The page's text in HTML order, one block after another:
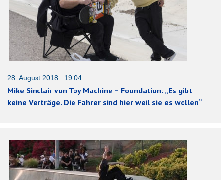
28. August 2018 19:04
Mike Sinclair von Toy Machine – Foundation: „Es gibt
keine Verträge. Die Fahrer sind hier weil sie es wollen“